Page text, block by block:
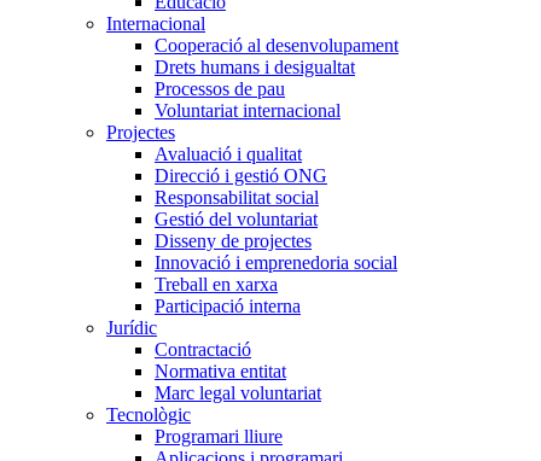
Internacional
Cooperació al desenvolupament
Drets humans i desigualtat
Processos de pau
Voluntariat internacional
Projectes
Avaluació i qualitat
Direcció i gestió ONG
Responsabilitat social
Gestió del voluntariat
Disseny de projectes
Innovació i emprenedoria social
Treball en xarxa
Participació interna
Jurídic
Contractació
Normativa entitat
Marc legal voluntariat
Tecnològic
Programari lliure